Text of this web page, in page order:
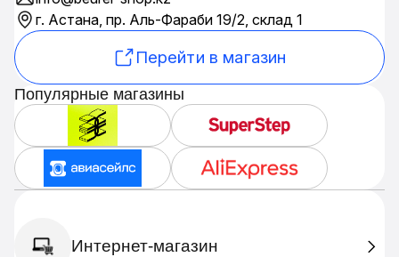
г. Астана, пр. Аль-Фараби 19/2, склад 1
Перейти в магазин
Популярные магазины
Интернет-магазин